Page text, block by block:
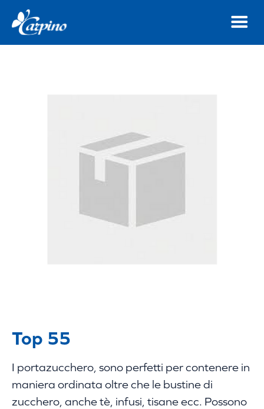
Top 55
I portazucchero, sono perfetti per contenere in
maniera ordinata oltre che le bustine di
zucchero, anche tè, infusi, tisane ecc. Possono